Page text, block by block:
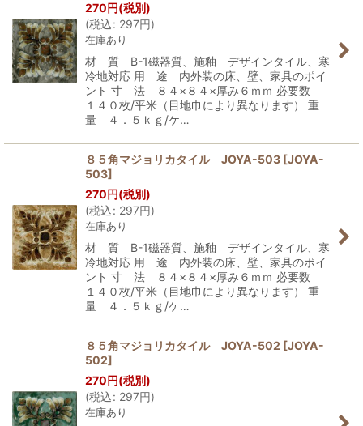
270円(税別)
(税込: 297円)
在庫あり
材 質 B-1磁器質、施釉 デザインタイル、寒
冷地対応 用 途 内外装の床、壁、家具のポイ
ント 寸 法 ８４×８４×厚み６ｍｍ 必要数
１４０枚/平米（目地巾により異なります） 重
量 ４．５ｋｇ/ケ…
８５角マジョリカタイル JOYA-503 [JOYA-
503]
270円(税別)
(税込: 297円)
在庫あり
材 質 B-1磁器質、施釉 デザインタイル、寒
冷地対応 用 途 内外装の床、壁、家具のポイ
ント 寸 法 ８４×８４×厚み６ｍｍ 必要数
１４０枚/平米（目地巾により異なります） 重
量 ４．５ｋｇ/ケ…
８５角マジョリカタイル JOYA-502 [JOYA-
502]
270円(税別)
(税込: 297円)
在庫あり